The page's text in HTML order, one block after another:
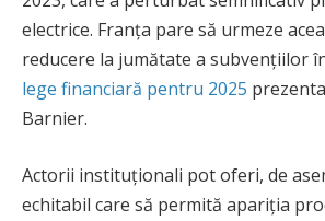
electrice. Franța pare să urmeze
reducere la jumătate a subvențiilor
lege financiară pentru 2025
Barnier.
Actorii instituționali pot oferi, de
echitabil care să permită apariția